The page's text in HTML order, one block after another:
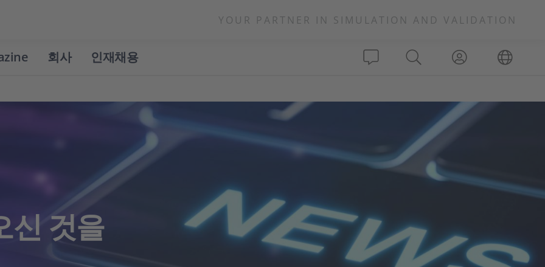
YOUR PARTNER IN SIMULATION AND VALIDATION
회사 인재채용
신 것을